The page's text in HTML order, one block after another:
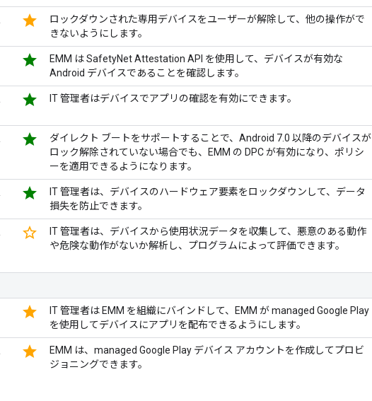
star
ロックダウンされた専用デバイスをユーザーが解除して、他の操作がで
きないようにします。
star
EMM は SafetyNet Attestation API を使用して、デバイスが有効な
Android デバイスであることを確認します。
star IT 管理者はデバイスでアプリの確認を有効にできます。
star
ダイレクト ブートをサポートすることで、Android 7.0 以降のデバイスが
ロック解除されていない場合でも、EMM の DPC が有効になり、ポリシ
ーを適用できるようになります。
star
IT 管理者は、デバイスのハードウェア要素をロックダウンして、データ
損失を防止できます。
star_border
IT 管理者は、デバイスから使用状況データを収集して、悪意のある動作
や危険な動作がないか解析し、プログラムによって評価できます。
star
IT 管理者は EMM を組織にバインドして、EMM が managed Google Play
を使用してデバイスにアプリを配布できるようにします。
star
EMM は、managed Google Play デバイス アカウントを作成してプロビ
ジョニングできます。